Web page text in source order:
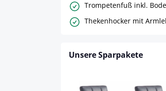
Trompetenfuß inkl.
Thekenhocker mit
Unsere Sparpakete